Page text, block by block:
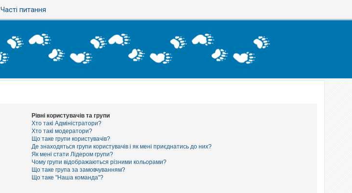
Часті питання
Рівні користувачів та групи
Хто такі Адміністратори?
Хто такі модератори?
Що таке групи користувачів?
Де знаходяться групи користувачів і як мені приєднатись до них?
Як мені стати Лідером групи?
Чому групи відображаються різними кольорами?
Що таке група за замовчуванням?
Що таке "Наша команда"?